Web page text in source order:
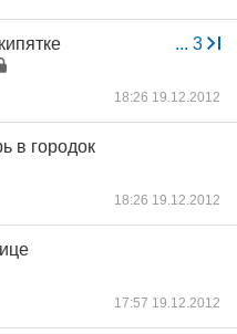
... 3
18:26 19.12.2012
в городок
18:26 19.12.2012
17:57 19.12.2012